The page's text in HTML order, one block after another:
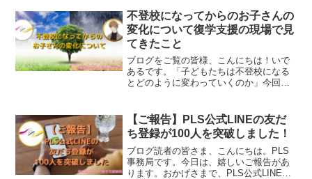
とに書いていますので、今まさに不登校
に悩まれている方、「このままでいいの
か」と不安を感じている方は、ぜひ最後
までご覧ください。
不登校になってからのお子さんの
変化について復学支援の現場で見
てきたこと
ブログをご覧の皆様、こんにちは！いで
あるです。「子どもたちは不登校になる
とどのように変わっていくのか」今回
なく生活できている親御さんも、何かで
お悩みの親御さんにも読んでいただきた
いです。
【ご報告】PLS公式LINEの友だ
ち登録が100人を突破しました！
ブログ読者の皆さま、こんにちは。PLS
事務局です。今日は、嬉しいご報告があ
ります。おかげさまで、PLS公式LINEの